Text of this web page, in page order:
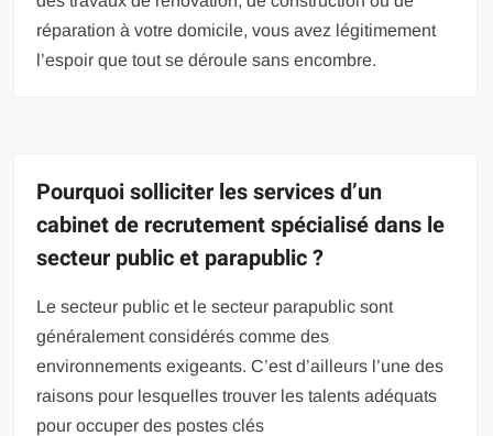
réparation à votre domicile, vous avez légitimement
l’espoir que tout se déroule sans encombre.
Pourquoi solliciter les services d’un
cabinet de recrutement spécialisé dans le
secteur public et parapublic ?
Le secteur public et le secteur parapublic sont
généralement considérés comme des
environnements exigeants. C’est d’ailleurs l’une des
raisons pour lesquelles trouver les talents adéquats
pour occuper des postes clés